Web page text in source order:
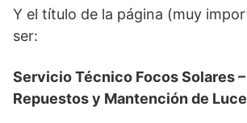
Y el título de la página (muy
ser:
Servicio Técnico Focos Solares
Repuestos y Mantención de